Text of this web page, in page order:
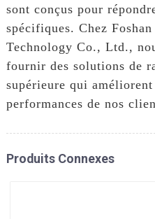
sont conçus pour
spécifiques. Chez
Technology Co., Ltd.,
fournir des solutions de
supérieure qui
performances de nos
Produits Connexes